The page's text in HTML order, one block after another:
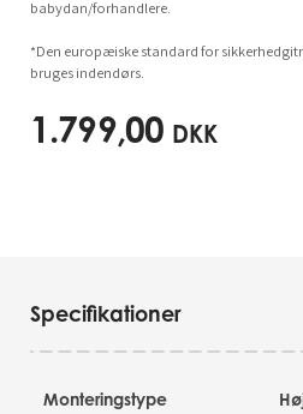
babydan/forhandlere.
*Den europæiske standard for
bruges indendørs.
1.799,00 DKK
Specifikationer
Monteringstype